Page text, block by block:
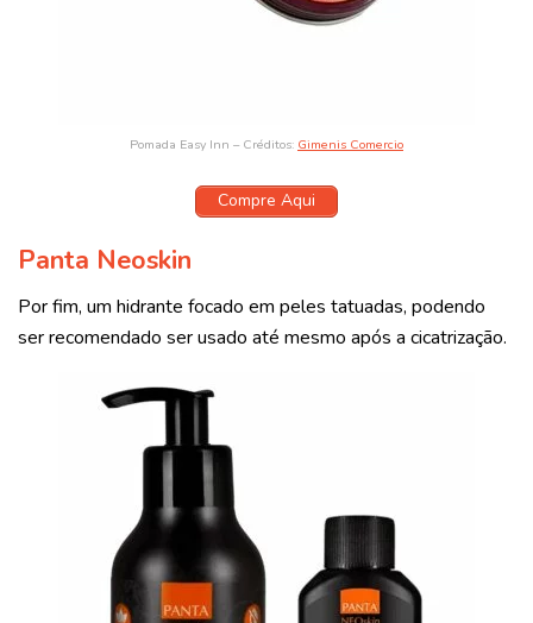
Pomada Easy Inn – Créditos: Gimenis Comercio
Compre Aqui
Panta Neoskin
Por fim, um hidrante focado em peles tatuadas, podendo
ser recomendado ser usado até mesmo após a cicatrização.